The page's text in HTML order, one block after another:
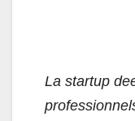
La startup